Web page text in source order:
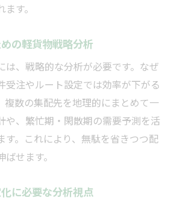
す。
の軽貨物戦略分析
は、戦略的な分析が必要です。なぜ
受注やルート設定では効率が下がる
複数の集配先を地理的にまとめて一
や、繁忙期・閑散期の需要予測を活
す。これにより、無駄を省きつつ配
せます。
に必要な分析視点